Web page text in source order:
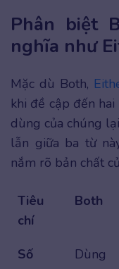
Phân biệt
nghĩa như
Mặc dù Both,
khi đề cập đến
dùng của chúng
lẫn giữa ba từ
nắm rõ bản chất
Tiêu
chí
Both
Số
Dùng